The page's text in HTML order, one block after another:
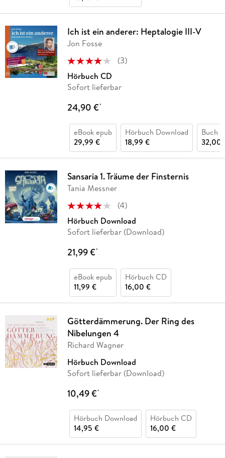
Ich ist ein anderer: Heptalogie III-V
Jon Fosse
(3)
Hörbuch CD
Sofort lieferbar
24,90 €*
eBook epub
29,99 €
Hörbuch Download
18,99 €
Buch
32,00
Sansaria 1. Träume der Finsternis
Tania Messner
(4)
Hörbuch Download
Sofort lieferbar (Download)
21,99 €*
eBook epub
11,99 €
Hörbuch CD
16,00 €
Götterdämmerung. Der Ring des
Nibelungen 4
Richard Wagner
Hörbuch Download
Sofort lieferbar (Download)
10,49 €*
Hörbuch Download
14,95 €
Hörbuch CD
16,00 €